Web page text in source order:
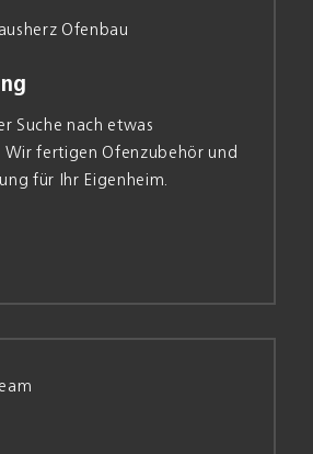
Suche nach etwas
Wir fertigen Ofen­zubehör und
für Ihr Eigen­heim.